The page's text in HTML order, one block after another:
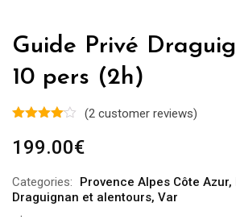
Guide Privé
10 pers (2h)
(2 customer reviews)
199.00€
Categories: Provence Alpes Côte Azur,
Draguignan et alentours, Var